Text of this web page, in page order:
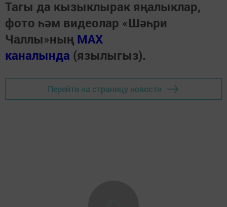
Тагы да кызыклырак яңалыклар,
фото һәм видеолар «Шәһри
Чаллы»ның MAX
каналында (язылыгыз).
Перейти на страницу новости